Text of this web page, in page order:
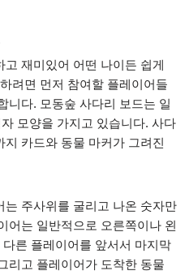
재미있어 어떤 나이든 쉽게
려면 먼저 참여할 플레이어들
니다. 모동숲 사다리 보드는 일
모양을 가지고 있습니다. 사다
카드와 동물 마커가 그려진
주사위를 굴리고 나온 숫자만
어는 일반적으로 오른쪽이나 왼
른 플레이어를 앞서서 마지막
리고 플레이어가 도착한 동물